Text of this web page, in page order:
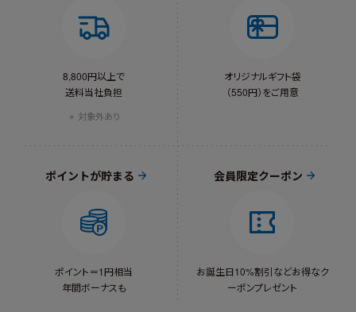
8,800円以上で
送料当社負担
対象外あり
オリジナルギフト袋
（550円）をご用意
ポイントが貯まる
ポイント＝1円相当
年間ボーナスも
会員限定クーポン
お誕生日10%割引などお得なク
ーポンプレゼント